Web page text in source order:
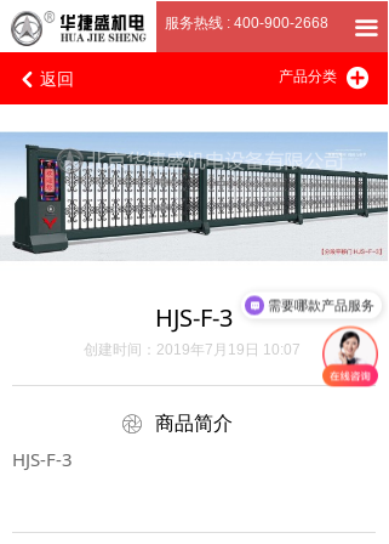
낒 返回 产品分类 끴
服务热线 : 400-900-2668 끀
首页
关于我们
产品展厅
客户案例
招商加盟
HJS-F-3
商品简介
创建时间： 2019年7月19日 10:07
HJS-F-3
ꁵ
需要哪款产品服务